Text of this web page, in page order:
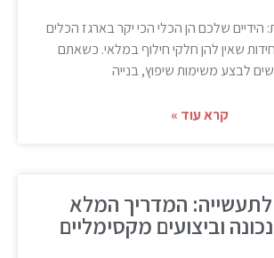
הידיים שלכם הן הכלי הכי יקר בארגז הכלים
שאין להן חלקי חילוף במלאי. כשאתם
לבצע משימות שיפוץ, בנייה
קרא עוד »
המדריך המלא
וביצועים מקסימליים